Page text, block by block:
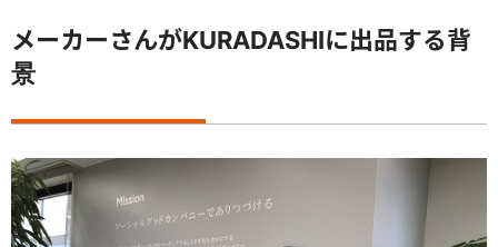
メーカーさんがKURADASHIに出品する背
景